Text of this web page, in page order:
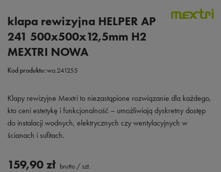
klapa rewizyjna HELPER AP
241 500x500x12,5mm H2
MEXTRI NOWA
Kod produktu:wa.241255
Klapy rewizyjne Mextri to niezastąpione rozwiązanie dla każdego,
kto ceni estetykę i funkcjonalność – umożliwiają dyskretny dostęp
do instalacji wodnych, elektrycznych czy wentylacyjnych w
ścianach i sufitach.
159,90 zł brutto / szt.